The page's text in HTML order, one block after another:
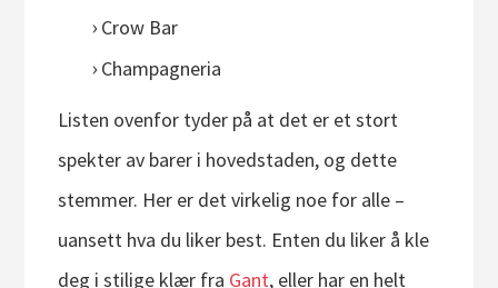
Crow Bar
Champagneria
Listen ovenfor tyder på at det er et stort
spekter av barer i hovedstaden, og dette
stemmer. Her er det virkelig noe for alle –
uansett hva du liker best. Enten du liker å kle
deg i stilige klær fra Gant, eller har en helt